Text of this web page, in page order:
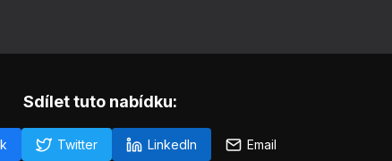
Sdílet tuto nabídku:
Twitter LinkedIn Email